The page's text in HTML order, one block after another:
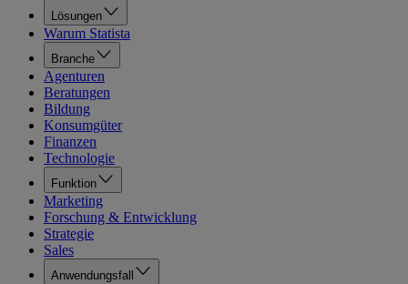
Lösungen
Warum Statista
Branche
Agenturen
Beratungen
Bildung
Konsumgüter
Finanzen
Technologie
Funktion
Marketing
Forschung & Entwicklung
Strategie
Sales
Anwendungsfall